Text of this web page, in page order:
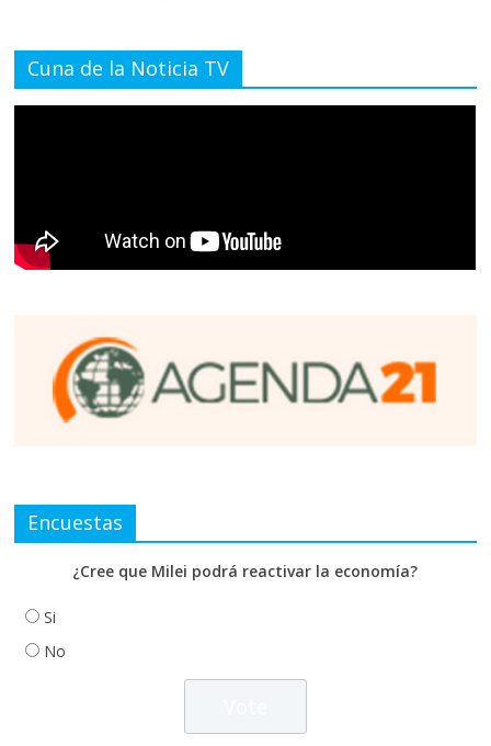
Cuna de la Noticia TV
Encuestas
¿Cree que Milei podrá reactivar la economía?
Si
No